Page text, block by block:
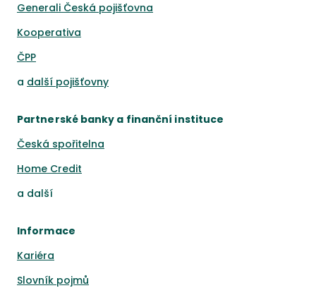
Generali Česká pojišťovna
Kooperativa
ČPP
a další pojišťovny
Partnerské banky a finanční instituce
Česká spořitelna
Home Credit
a další
Informace
Kariéra
Slovník pojmů